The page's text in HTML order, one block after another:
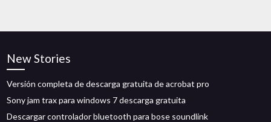
New Stories
Versión completa de descarga gratuita de acrobat pro
Sony jam trax para windows 7 descarga gratuita
Descargar controlador bluetooth para bose soundlink